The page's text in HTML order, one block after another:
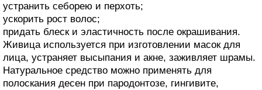
устранить себорею и перхоть;
ускорить рост волос;
придать блеск и эластичность после окрашивания.
Живица используется при изготовлении масок для
лица, устраняет высыпания и акне, заживляет шрамы.
Натуральное средство можно применять для
полоскания десен при пародонтозе, гингивите,